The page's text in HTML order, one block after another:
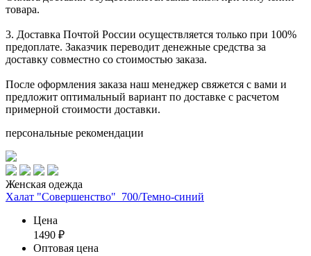
товара.
3. Доставка Почтой России осуществляется только при 100%
предоплате. Заказчик переводит денежные средства за
доставку совместно со стоимостью заказа.
После оформления заказа наш менеджер свяжется с вами и
предложит оптимальный вариант по доставке с расчетом
примерной стоимости доставки.
персональные рекомендации
Женская одежда
Халат "Совершенство"_700/Темно-синий
Цена
1490 ₽
Оптовая цена